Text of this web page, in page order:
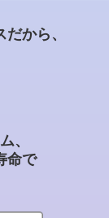
から、
、
命で